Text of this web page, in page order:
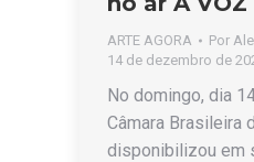
ARTE AGORA Por
14 de dezembro de
No domingo, dia
Câmara Brasileira
disponibilizou em